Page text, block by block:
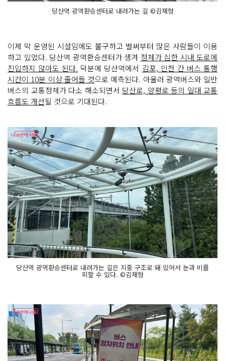
당산역 광역환승센터로 내려가는 길 ©김재형
이제 막 운영된 시설임에도 불구하고 벌써부터 많은 사람들이 이용
하고 있었다. 당산역 광역환승센터가 생겨 정체가 심한 시내 도로에
진입하지 않아도 된다. 덕분에 당산역에서 김포, 인천 간 버스 통행
시간이 10분 이상 줄어들 것으로 예측된다. 아울러 광역버스와 일반
버스의 교통정체가 다소 해소되면서 당산로, 양평로 등의 일대 교통
흐름도 개선될 것으로 기대된다.
당산역 광역환승센터로 내려가는 길은 지중 구조로 돼 있어서 눈과 비를
피할 수 있다. ©김재형